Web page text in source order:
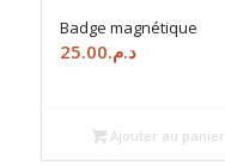
Badge magnétique
د.م.25.00
Ajouter au panier